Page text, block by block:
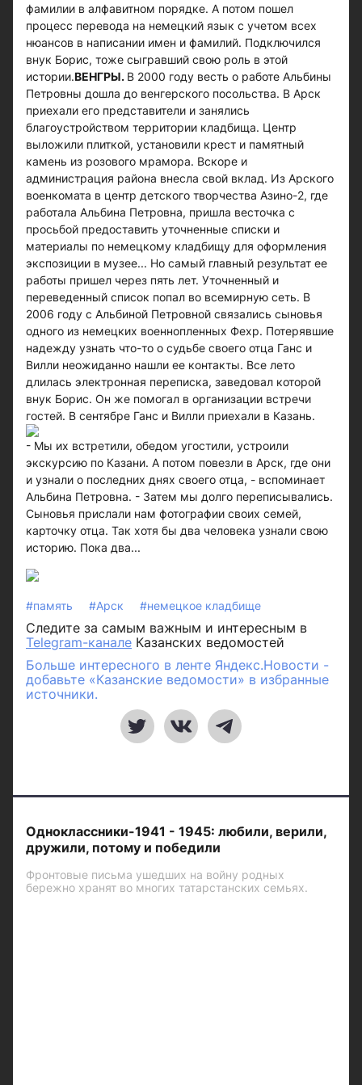
фамилии в алфавитном порядке. А потом пошел
процесс перевода на немецкий язык с учетом всех
нюансов в написании имен и фамилий. Подключился
внук Борис, тоже сыгравший свою роль в этой
истории.ВЕНГРЫ. В 2000 году весть о работе Альбины
Петровны дошла до венгерского посольства. В Арск
приехали его представители и занялись
благоустройством территории кладбища. Центр
выложили плиткой, установили крест и памятный
камень из розового мрамора. Вскоре и
администрация района внесла свой вклад. Из Арского
военкомата в центр детского творчества Азино-2, где
работала Альбина Петровна, пришла весточка с
просьбой предоставить уточненные списки и
материалы по немецкому кладбищу для оформления
экспозиции в музее... Но самый главный результат ее
работы пришел через пять лет. Уточненный и
переведенный список попал во всемирную сеть. В
2006 году с Альбиной Петровной связались сыновья
одного из немецких военнопленных Фехр. Потерявшие
надежду узнать что-то о судьбе своего отца Ганс и
Вилли неожиданно нашли ее контакты. Все лето
длилась электронная переписка, заведовал которой
внук Борис. Он же помогал в организации встречи
гостей. В сентябре Ганс и Вилли приехали в Казань.
- Мы их встретили, обедом угостили, устроили
экскурсию по Казани. А потом повезли в Арск, где они
и узнали о последних днях своего отца, - вспоминает
Альбина Петровна. - Затем мы долго переписывались.
Сыновья прислали нам фотографии своих семей,
карточку отца. Так хотя бы два человека узнали свою
историю. Пока два...
#память #Арск #немецкое кладбище
Следите за самым важным и интересным в
Telegram-канале Казанских ведомостей
Больше интересного в ленте Яндекс.Новости -
добавьте «Казанские ведомости» в избранные
источники.
Одноклассники-1941 - 1945: любили, верили,
дружили, потому и победили
Фронтовые письма ушедших на войну родных
бережно хранят во многих татарстанских семьях.